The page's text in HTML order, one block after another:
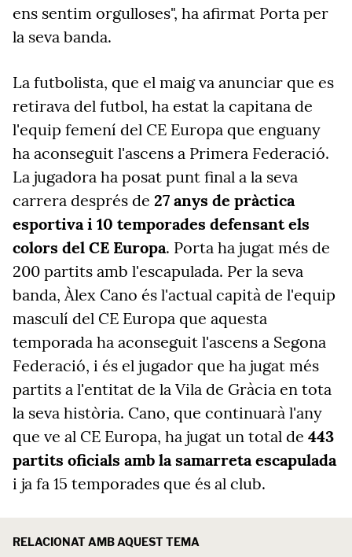
ens sentim orgulloses", ha afirmat Porta per
la seva banda.
La futbolista, que el maig va anunciar que es
retirava del futbol, ha estat la capitana de
l'equip femení del CE Europa que enguany
ha aconseguit l'ascens a Primera Federació.
La jugadora ha posat punt final a la seva
carrera després de 27 anys de pràctica
esportiva i 10 temporades defensant els
colors del CE Europa. Porta ha jugat més de
200 partits amb l'escapulada. Per la seva
banda, Àlex Cano és l'actual capità de l'equip
masculí del CE Europa que aquesta
temporada ha aconseguit l'ascens a Segona
Federació, i és el jugador que ha jugat més
partits a l'entitat de la Vila de Gràcia en tota
la seva història. Cano, que continuarà l'any
que ve al CE Europa, ha jugat un total de 443
partits oficials amb la samarreta escapulada
i ja fa 15 temporades que és al club.
RELACIONAT AMB AQUEST TEMA